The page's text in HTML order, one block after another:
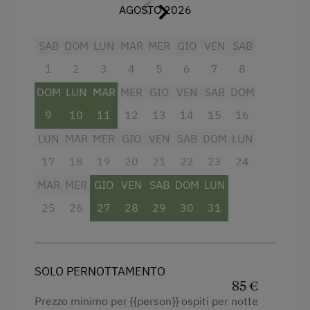
Asciugamani
Letto per bambini
Cucina
Elettrodomestici e utensili da cucina
Edificio di vecchia costruzione
Edificio principale
Letto matrimoniale (kingsize)
AGOSTO 2026
SAB
1
DOM
2
LUN
3
MAR
4
MER
5
GIO
6
VEN
7
SAB
8
DOM
9
LUN
10
MAR
11
MER
12
GIO
13
VEN
14
SAB
15
DOM
16
LUN
17
MAR
18
MER
19
GIO
20
VEN
21
SAB
22
DOM
23
LUN
24
MAR
25
MER
26
GIO
27
VEN
28
SAB
29
DOM
30
LUN
31
SOLO PERNOTTAMENTO
85 €
Prezzo minimo per {{person}} ospiti per notte